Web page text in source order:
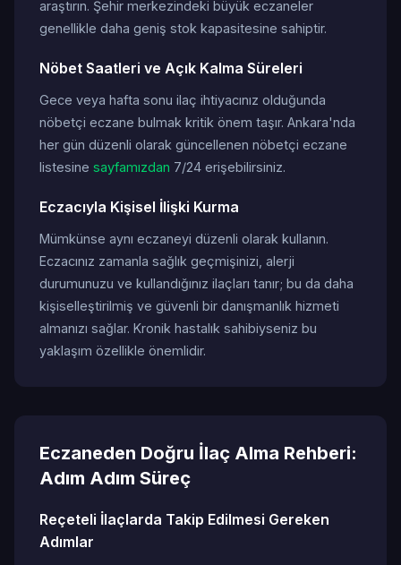
araştırın. Şehir merkezindeki büyük eczaneler
genellikle daha geniş stok kapasitesine sahiptir.
Nöbet Saatleri ve Açık Kalma Süreleri
Gece veya hafta sonu ilaç ihtiyacınız olduğunda
nöbetçi eczane bulmak kritik önem taşır. Ankara'nda
her gün düzenli olarak güncellenen nöbetçi eczane
listesine sayfamızdan 7/24 erişebilirsiniz.
Eczacıyla Kişisel İlişki Kurma
Mümkünse aynı eczaneyi düzenli olarak kullanın.
Eczacınız zamanla sağlık geçmişinizi, alerji
durumunuzu ve kullandığınız ilaçları tanır; bu da daha
kişiselleştirilmiş ve güvenli bir danışmanlık hizmeti
almanızı sağlar. Kronik hastalık sahibiyseniz bu
yaklaşım özellikle önemlidir.
Eczaneden Doğru İlaç Alma Rehberi:
Adım Adım Süreç
Reçeteli İlaçlarda Takip Edilmesi Gereken
Adımlar